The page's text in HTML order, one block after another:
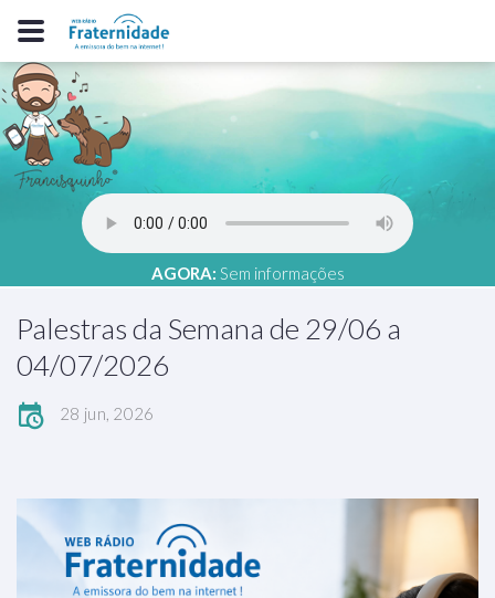
AGORA: Sem informações
Palestras da Semana de 29/06 a
04/07/2026
28 jun, 2026